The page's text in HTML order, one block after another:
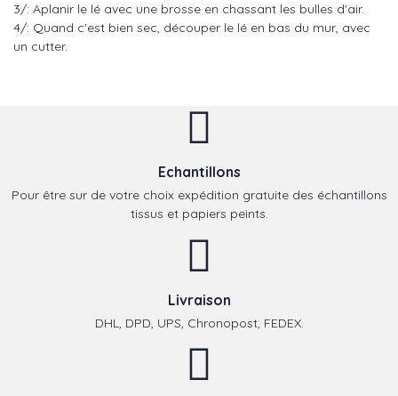
3/: Aplanir le lé avec une brosse en chassant les bulles d'air.
4/: Quand c'est bien sec, découper le lé en bas du mur, avec
un cutter.
Echantillons
Pour être sur de votre choix expédition gratuite des échantillons
tissus et papiers peints.
Livraison
DHL, DPD, UPS, Chronopost, FEDEX.